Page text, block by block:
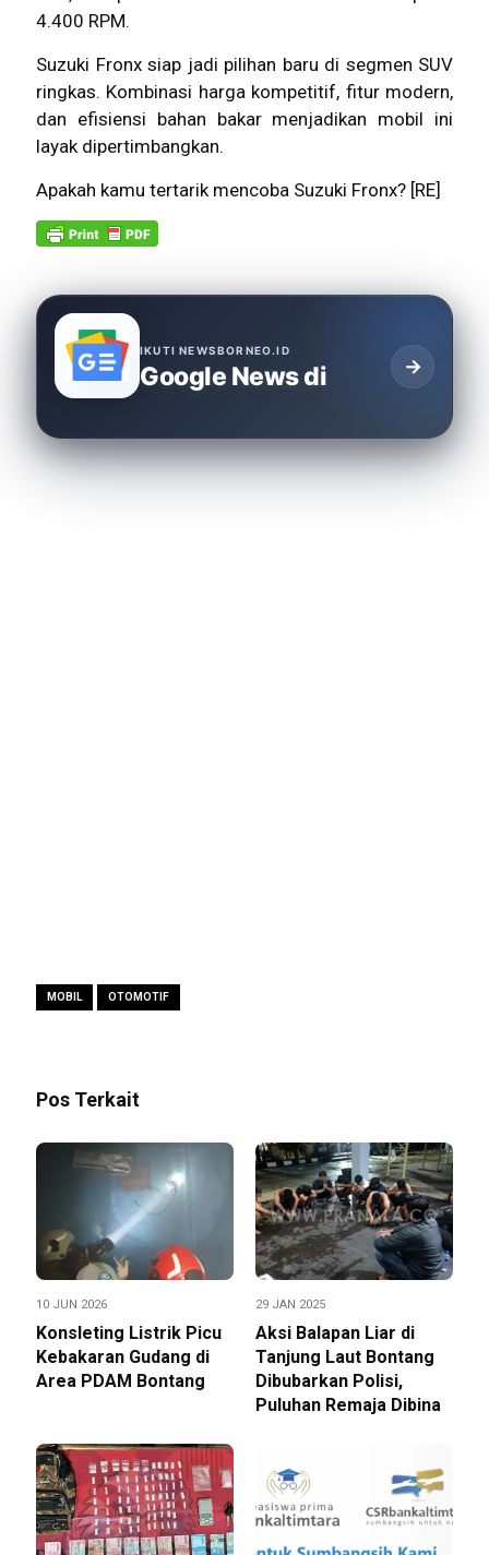
4.400 RPM.
Suzuki Fronx siap jadi pilihan baru di segmen SUV
ringkas. Kombinasi harga kompetitif, fitur modern,
dan efisiensi bahan bakar menjadikan mobil ini
layak dipertimbangkan.
Apakah kamu tertarik mencoba Suzuki Fronx? [RE]
IKUTI NEWSBORNEO.ID
Google News di →
MOBIL OTOMOTIF
Pos Terkait
10 JUN 2026
Konsleting Listrik Picu
Kebakaran Gudang di
Area PDAM Bontang
29 JAN 2025
Aksi Balapan Liar di
Tanjung Laut Bontang
Dibubarkan Polisi,
Puluhan Remaja Dibina